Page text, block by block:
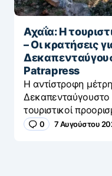
Αχαΐα: Η
– Οι κρατήσεις
Patrapress
Η αντίστροφη
Δεκαπενταύγουστο
τουριστικοί
0 7 Αυγούστου